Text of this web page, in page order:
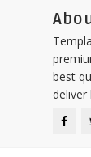
best
deliver